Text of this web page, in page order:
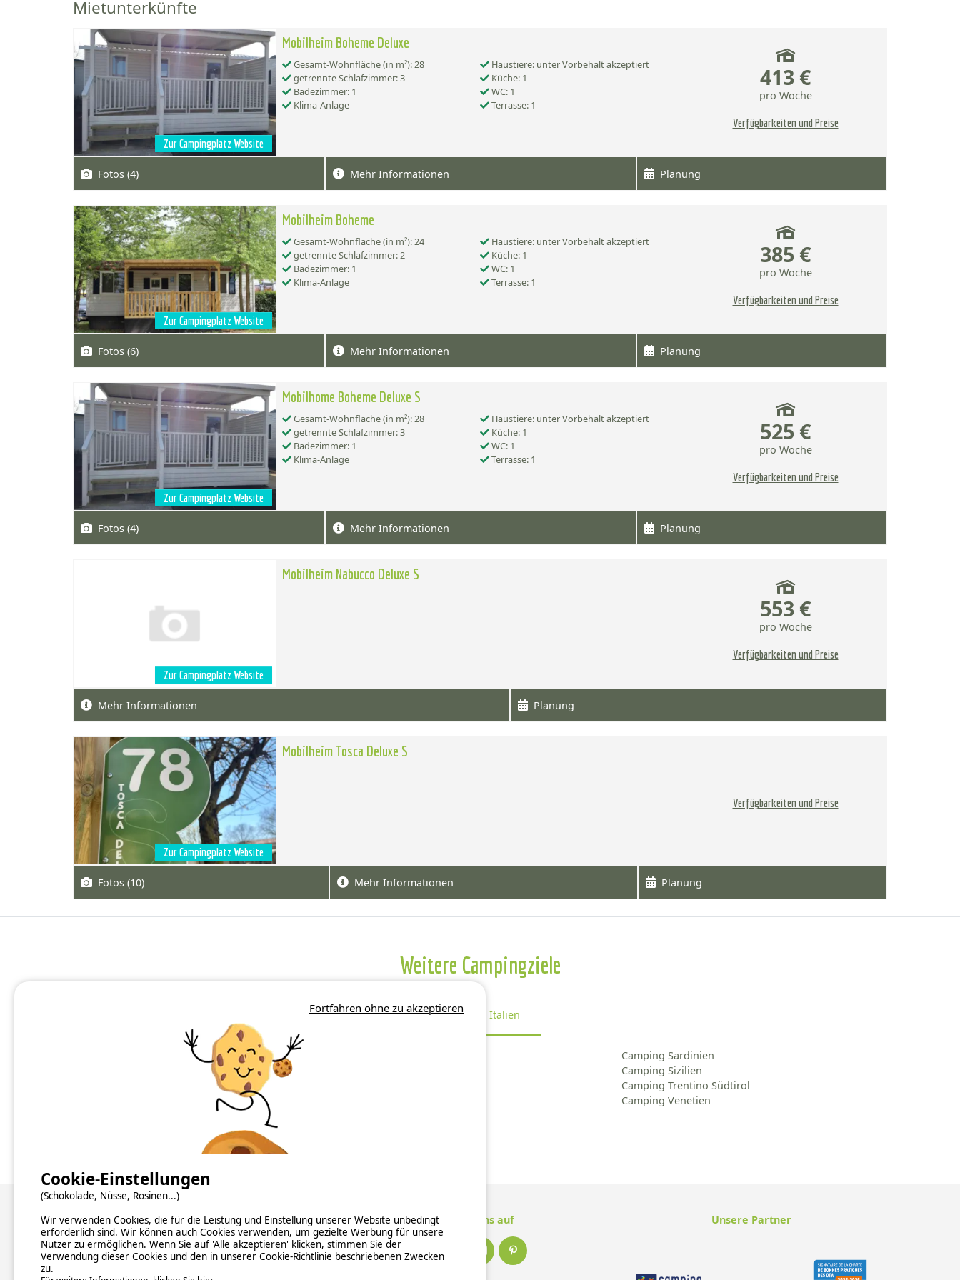
Mietunterkünfte
Zur Campingplatz Website
Mobilheim Boheme Deluxe
Gesamt-Wohnfläche (in m²): 28
Haustiere: unter Vorbehalt akzeptiert
getrennte Schlafzimmer: 3
Küche: 1
Badezimmer: 1
WC: 1
Klima-Anlage
Terrasse: 1
413 €
pro Woche
Verfügbarkeiten und Preise
Fotos (4) Mehr Informationen Planung
Zur Campingplatz Website
Mobilheim Boheme
Gesamt-Wohnfläche (in m²): 24
Haustiere: unter Vorbehalt akzeptiert
getrennte Schlafzimmer: 2
Küche: 1
Badezimmer: 1
WC: 1
Klima-Anlage
Terrasse: 1
385 €
pro Woche
Verfügbarkeiten und Preise
Fotos (6) Mehr Informationen Planung
Zur Campingplatz Website
Mobilhome Boheme Deluxe S
Gesamt-Wohnfläche (in m²): 28
Haustiere: unter Vorbehalt akzeptiert
getrennte Schlafzimmer: 3
Küche: 1
Badezimmer: 1
WC: 1
Klima-Anlage
Terrasse: 1
525 €
pro Woche
Verfügbarkeiten und Preise
Fotos (4) Mehr Informationen Planung
Zur Campingplatz Website
Mobilheim Nabucco Deluxe S
553 €
pro Woche
Verfügbarkeiten und Preise
Mehr Informationen Planung
Zur Campingplatz Website
Mobilheim Tosca Deluxe S
Verfügbarkeiten und Preise
Fotos (10) Mehr Informationen Planung
Weitere Campingziele
Regionen Italien
Camping Friaul-Julisch Venetien
Camping Sardinien
Camping Sizilien
Camping Trentino Südtirol
Camping Venetien
Über uns
Hintergrundinformationen
Newsletter abonnieren
Verzeichnis der Campingplätze nach Ländern
Folge uns auf Unsere Partner
Fortfahren ohne zu akzeptieren
Cookie-Einstellungen
(Schokolade, Nüsse, Rosinen...)
Wir verwenden Cookies, die für die Leistung und Einstellung unserer Website unbedingt
erforderlich sind. Wir können auch Cookies verwenden, um gezielte Werbung für unsere
Nutzer zu ermöglichen. Wenn Sie auf 'Alle akzeptieren' klicken, stimmen Sie der
Verwendung dieser Cookies und den in unserer Cookie-Richtlinie beschriebenen Zwecken
zu.